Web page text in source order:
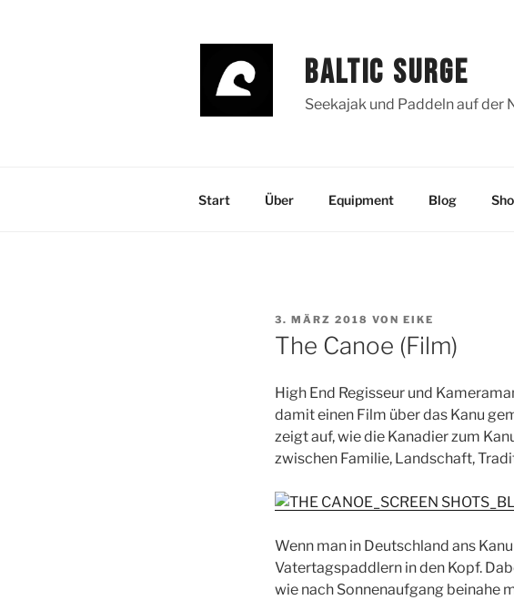
BALTIC SURGE
Seekajak und Paddeln auf der
Start Über Equipment Blog
VERÖFFENTLICHT
AM
3. MÄRZ 2018 VON EIKE
The Canoe (Film)
High End Regisseur und
damit einen Film über das Kanu
zeigt auf, wie die Kanadier zum
zwischen Familie, Landschaft,
Wenn man in Deutschland ans
Vatertagspaddlern in den Kopf.
wie nach Sonnenaufgang beinahe